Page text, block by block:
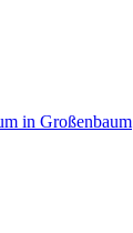
in Großenbaum